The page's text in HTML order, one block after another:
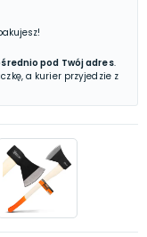
pod Twój adres.
a kurier przyjedzie z